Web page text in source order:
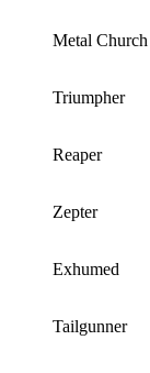
Metal Church
Triumpher
Reaper
Zepter
Exhumed
Tailgunner